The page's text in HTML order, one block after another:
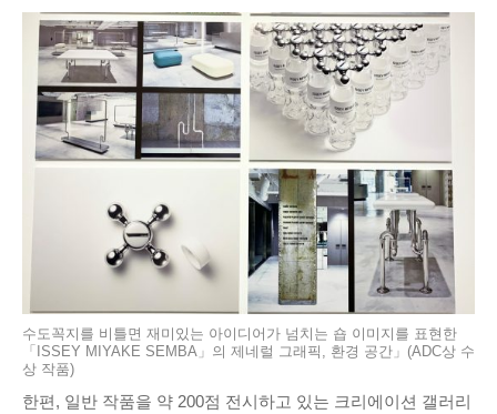
수도꼭지를 비틀면 재미있는 아이디어가 넘치는 숍 이미지를 표현한
「ISSEY MIYAKE SEMBA」의 제네럴 그래픽, 환경 공간」(ADC상 수
상 작품)
한편, 일반 작품을 약 200점 전시하고 있는 크리에이션 갤러리